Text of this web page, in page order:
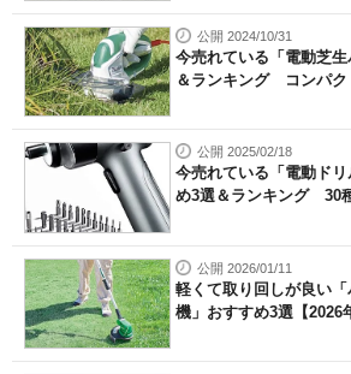
公開 2024/10/31
今売れている「電動芝
＆ランキング コンパク
公開 2025/02/18
今売れている「電動ド
め3選＆ランキング 30
公開 2026/01/11
軽くて取り回しが良い
機」おすすめ3選【2026